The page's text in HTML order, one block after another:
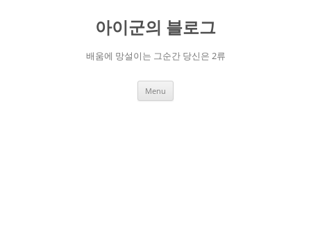
아이군의 블로그
배움에 망설이는 그순간 당신은 2류
Menu